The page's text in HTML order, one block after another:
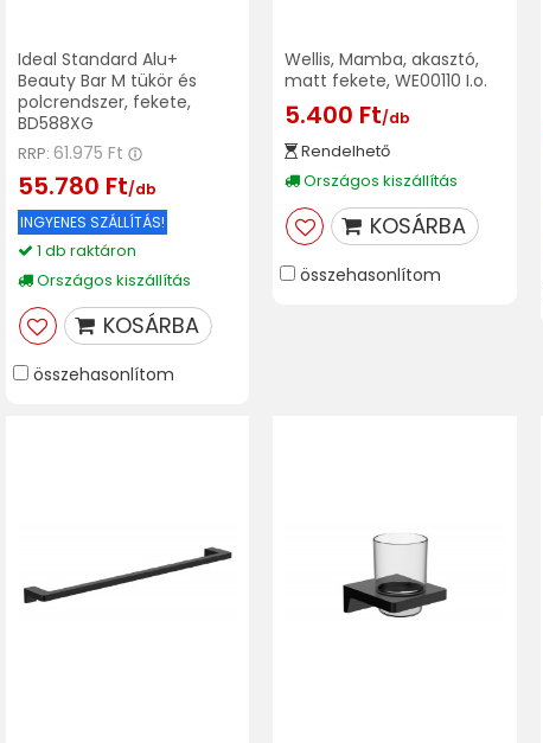
Ideal Standard Alu+
Beauty Bar M tükör és
polcrendszer, fekete,
BD588XG
RRP: 61.975 Ft
55.780 Ft/db
INGYENES SZÁLLÍTÁS!
1 db raktáron
Országos kiszállítás
KOSÁRBA
összehasonlítom
Wellis, Mamba, akasztó,
matt fekete, WE00110 I.o.
5.400 Ft/db
Rendelhető
Országos kiszállítás
KOSÁRBA
összehasonlítom